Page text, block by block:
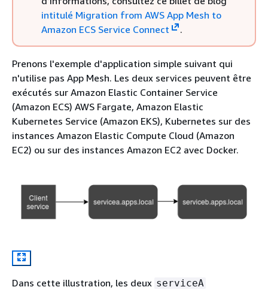
intitulé Migration from AWS App Mesh to
Amazon ECS Service Connect
.
Prenons l'exemple d'application simple suivant qui
n'utilise pas App Mesh. Les deux services peuvent être
exécutés sur Amazon Elastic Container Service
(Amazon ECS) AWS Fargate, Amazon Elastic
Kubernetes Service (Amazon EKS), Kubernetes sur des
instances Amazon Elastic Compute Cloud (Amazon
EC2) ou sur des instances Amazon EC2 avec Docker.
Dans cette illustration, les deux serviceA